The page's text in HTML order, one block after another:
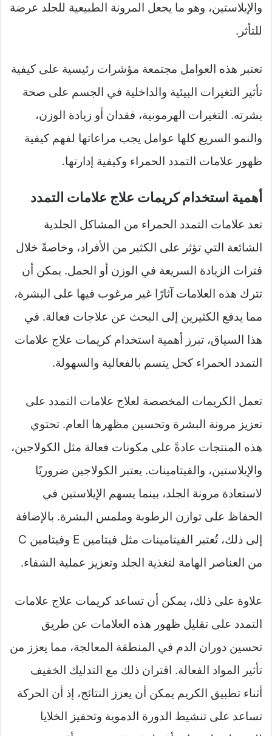
والإيلاستين، وهو ما يجعل المرونة الطبيعية للجلد عرضة
للتأثر.
تعتبر هذه العوامل مجتمعة مؤشرات رئيسية على كيفية
تأثير التغيرات البيئية والداخلية في الجسم على صحة
بشرته. التغيرات الهرمونية، فقدان أو زيادة الوزن،
والنمو السريع كلها عوامل يجب مراعاتها لفهم كيفية
ظهور علامات التمدد الحمراء وكيفية إدارتها.
أهمية استخدام كريمات علاج علامات التمدد
تعد علامات التمدد الحمراء من المشاكل الجلدية
الشائعة التي تؤثر على الكثير من الأفراد، وخاصةً خلال
فترات الزيادة السريعة في الوزن أو الحمل. يمكن أن
تترك هذه العلامات آثارًا غير مرغوب فيها على البشرة،
مما يدفع الكثيرين إلى البحث عن علاجات فعالة. في
هذا السياق، تبرز أهمية استخدام كريمات علاج علامات
التمدد الحمراء كحل يتسم بالفعالية والسهولة.
تعمل الكريمات المخصصة لعلاج علامات التمدد على
تعزيز مرونة البشرة وتحسين مظهرها العام. تحتوي
هذه المنتجات عادةً على مكونات فعالة مثل الكولاجين،
والإيلاستين، والفيتامينات. يعتبر الكولاجين ضروريًا
لاستعادة مرونة الجلد، بينما يسهم الإيلاستين في
الحفاظ على توازن الرطوبة وملمس البشرة. بالإضافة
إلى ذلك، تُعتبر الفيتامينات مثل فيتامين E وفيتامين C
من العناصر الهامة لتغذية الجلد وتعزيز عملية الشفاء.
علاوة على ذلك، يمكن أن تساعد كريمات علاج علامات
التمدد على تقليل ظهور هذه العلامات عن طريق
تحسين دوران الدم في المنطقة المعالجة، مما يعزز من
تأثير المواد الفعالة. اقتران ذلك مع التدليك الخفيف
أثناء تطبيق الكريم يمكن أن يعزز النتائج، إذ أن الحركة
تساعد على تنشيط الدورة الدموية وتحفيز الخلايا